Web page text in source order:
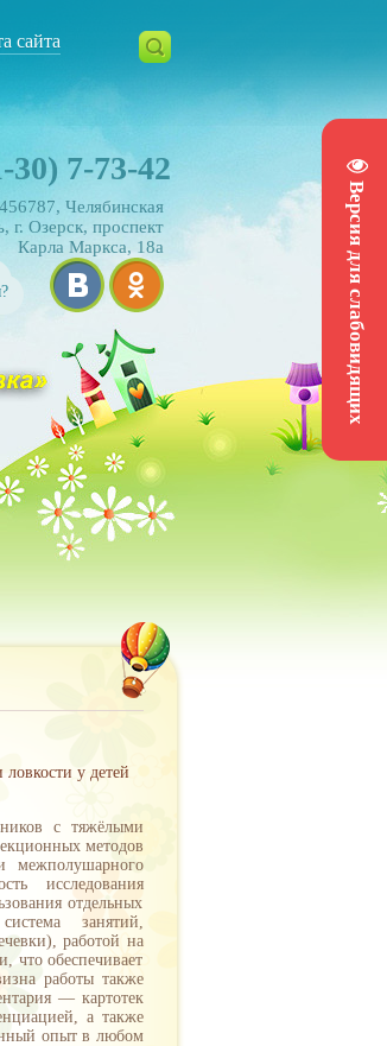
Версия для слабовидящих
сайта
30) 7-73-42
456787, Челябинская
г. Озерск, проспект
Карла Маркса, 18а
у детей
с тяжёлыми
методов
межполушарного
исследования
отдельных
занятий,
работой на
что обеспечивает
работы также
— картотек
а также
опыт в любом